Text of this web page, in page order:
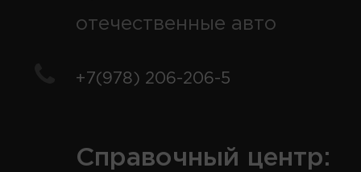
отечественные авто
+7(978) 206-206-5
Справочный центр: